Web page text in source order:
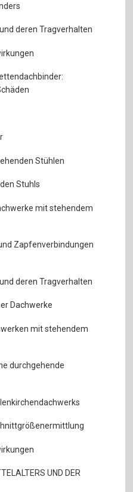
deren Tragverhalten
Stühlen
Stuhls
mit stehendem
Zapfenverbindungen
deren Tragverhalten
Dachwerke
mit stehendem
durchgehende
UND DER